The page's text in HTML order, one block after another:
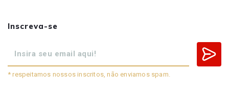
Inscreva-se
* respeitamos nossos inscritos, não enviamos spam.